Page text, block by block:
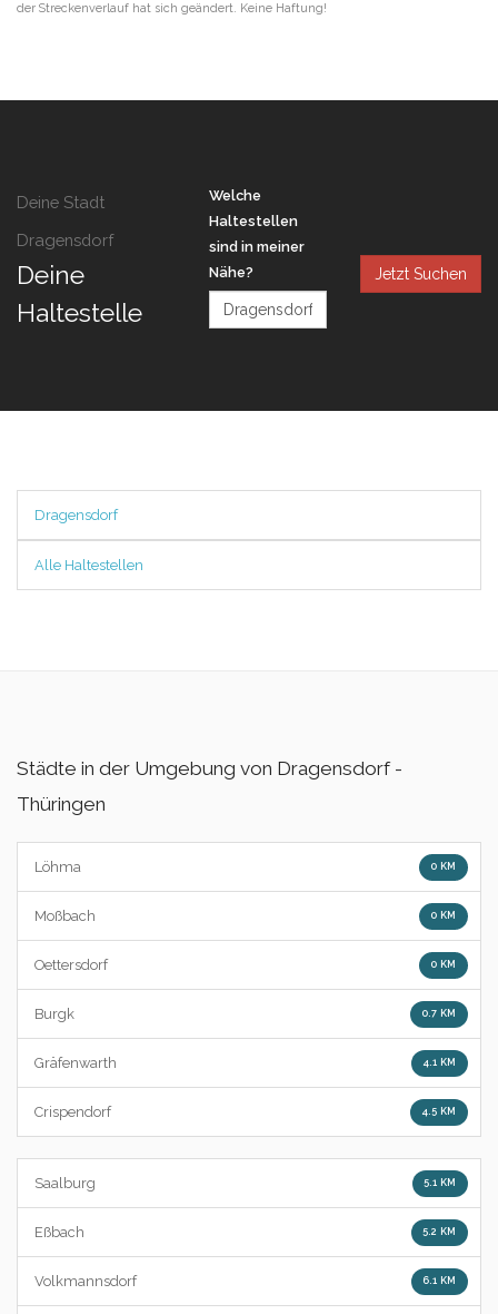
der Streckenverlauf hat sich geändert. Keine Haftung!
Deine Stadt
Dragensdorf
Deine
Haltestelle
Welche
Haltestellen
sind in meiner
Nähe?
Jetzt Suchen
Dragensdorf
Alle Haltestellen
Städte in der Umgebung von Dragensdorf -
Thüringen
Löhma 0 KM
Moßbach 0 KM
Oettersdorf 0 KM
Burgk 0.7 KM
Gräfenwarth 4.1 KM
Crispendorf 4.5 KM
Saalburg 5.1 KM
Eßbach 5.2 KM
Volkmannsdorf 6.1 KM